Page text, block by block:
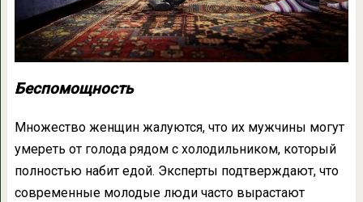
Беспомощность
Множество женщин жалуются, что их мужчины могут
умереть от голода рядом с холодильником, который
полностью набит едой. Эксперты подтверждают, что
современные молодые люди часто вырастают